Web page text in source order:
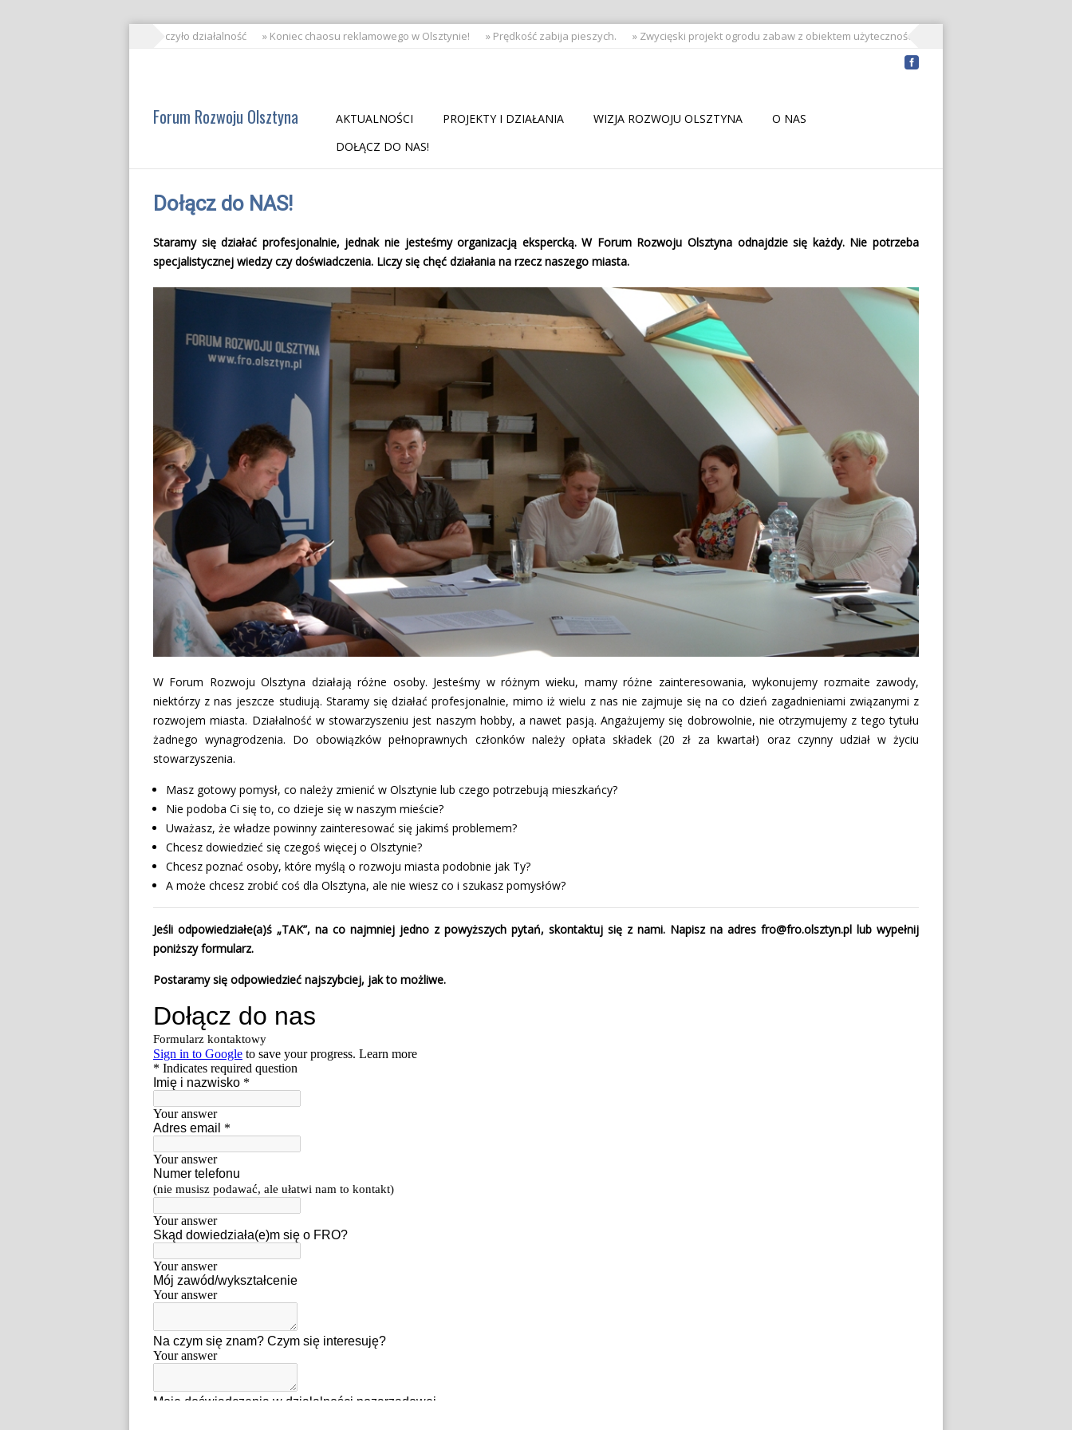
» FRO zakończyło działalność » Koniec chaosu reklamowego w Olsztynie! » Prędkość zabija pieszych. » Zwycięski projekt ogrodu zabaw z obiektem użyteczności publicznej nad Jeziorem Długim.
Forum Rozwoju Olsztyna AKTUALNOŚCI PROJEKTY I DZIAŁANIA WIZJA ROZWOJU OLSZTYNA
O NAS
DOŁĄCZ DO NAS!
Dołącz do NAS!
Staramy się działać profesjonalnie, jednak nie jesteśmy organizacją ekspercką. W Forum Rozwoju Olsztyna odnajdzie się każdy. Nie potrzeba
specjalistycznej wiedzy czy doświadczenia. Liczy się chęć działania na rzecz naszego miasta.
W Forum Rozwoju Olsztyna działają różne osoby. Jesteśmy w różnym wieku, mamy różne zainteresowania, wykonujemy rozmaite zawody,
niektórzy z nas jeszcze studiują. Staramy się działać profesjonalnie, mimo iż wielu z nas nie zajmuje się na co dzień zagadnieniami związanymi z
rozwojem miasta. Działalność w stowarzyszeniu jest naszym hobby, a nawet pasją. Angażujemy się dobrowolnie, nie otrzymujemy z tego tytułu
żadnego wynagrodzenia. Do obowiązków pełnoprawnych członków należy opłata składek (20 zł za kwartał) oraz czynny udział w życiu
stowarzyszenia.
Masz gotowy pomysł, co należy zmienić w Olsztynie lub czego potrzebują mieszkańcy?
Nie podoba Ci się to, co dzieje się w naszym mieście?
Uważasz, że władze powinny zainteresować się jakimś problemem?
Chcesz dowiedzieć się czegoś więcej o Olsztynie?
Chcesz poznać osoby, które myślą o rozwoju miasta podobnie jak Ty?
A może chcesz zrobić coś dla Olsztyna, ale nie wiesz co i szukasz pomysłów?
Jeśli odpowiedziałe(a)ś „TAK”, na co najmniej jedno z powyższych pytań, skontaktuj się z nami. Napisz na adres fro@fro.olsztyn.pl lub wypełnij
poniższy formularz.
Postaramy się odpowiedzieć najszybciej, jak to możliwe.